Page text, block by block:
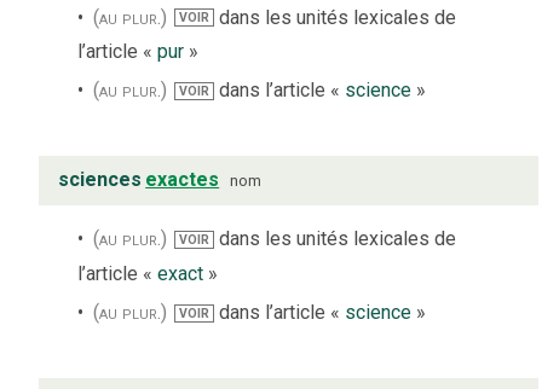
(au plur.) VOIR
dans les unités lexicales de
l’article « pur »
(au plur.)
VOIR dans l’article « science»
sciences exactes nom
(au plur.) VOIR
dans les unités lexicales de
l’article « exact »
(au plur.)
VOIR dans l’article « science»